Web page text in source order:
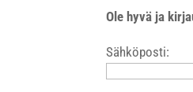
Ole hyvä ja
Sähköposti: